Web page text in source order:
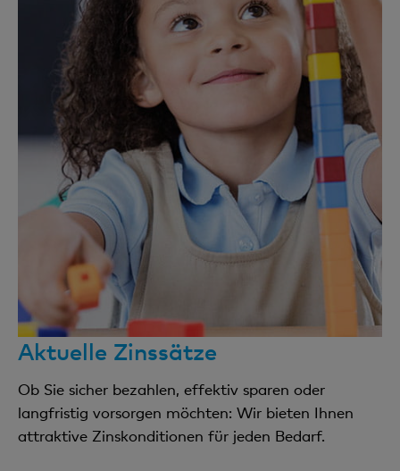
Ein kostenloser jährlicher Kontoabschluss per 31.12.
(inkl. Versand)
Verrechnungssteuer
35% vom Bruttozinsertrag, sofern dieser 200 CHF
übersteigt
Kontosaldierung
Kostenlos (zzgl. weitere Gebühren wie z.B. Gebühr
für externen Zahlungsauftrag, Porto etc.)
Porti
Kostenlos (Ausnahme: bei unterjährigem Versand
von Belegen/Auszügen oder Kontosaldierung)
Gebühren im Zahlungsverkehr
Gem. aktuellen Konditionen
Aktuelle Zinssätze
Ob Sie sicher bezahlen, effektiv sparen oder
langfristig vorsorgen möchten: Wir bieten Ihnen
attraktive Zinskonditionen für jeden Bedarf.